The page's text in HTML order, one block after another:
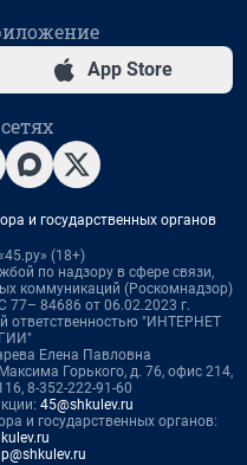
App Store
и государственных органов
(18+)
по надзору в сфере связи,
коммуникаций (Роскомнадзор)
84686 от 06.02.2023 г.
ответственностью "ИНТЕРНЕТ
Елена Павловна
Горького, д. 76, офис 214,
8-352-222-91-60
45@shkulev.ru
и государственных органов: